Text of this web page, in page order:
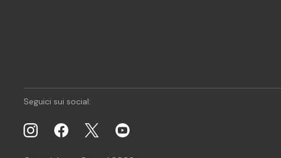
Seguici sui social: